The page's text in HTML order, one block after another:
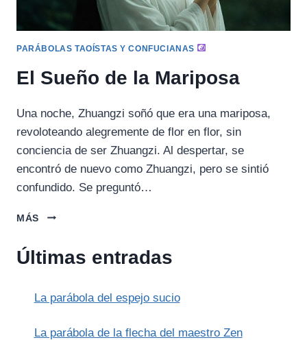
PARÁBOLAS TAOÍSTAS Y CONFUCIANAS
El Sueño de la Mariposa
Una noche, Zhuangzi soñó que era una mariposa,
revoloteando alegremente de flor en flor, sin
conciencia de ser Zhuangzi. Al despertar, se
encontró de nuevo como Zhuangzi, pero se sintió
confundido. Se preguntó…
MÁS
EL
LA
Últimas entradas
La parábola del espejo sucio
La parábola de la flecha del maestro Zen